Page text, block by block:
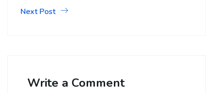
Next Post
Write a Comment